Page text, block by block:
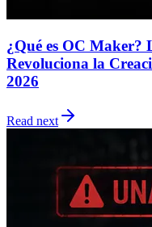
¿Qué es OC Maker?
Revoluciona la
2026
Read next